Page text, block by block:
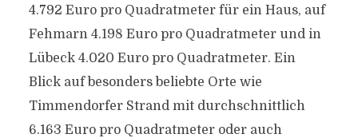
4.792 Euro pro Quadratmeter für ein Haus, auf
Fehmarn 4.198 Euro pro Quadratmeter und in
Lübeck 4.020 Euro pro Quadratmeter. Ein
Blick auf besonders beliebte Orte wie
Timmendorfer Strand mit durchschnittlich
6.163 Euro pro Quadratmeter oder auch